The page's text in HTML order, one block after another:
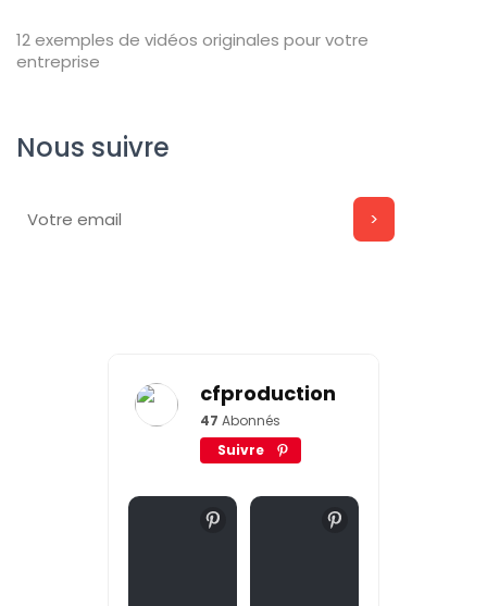
12 exemples de vidéos originales pour votre
entreprise
Nous suivre
cfproduction
47 Abonnés
Suivre